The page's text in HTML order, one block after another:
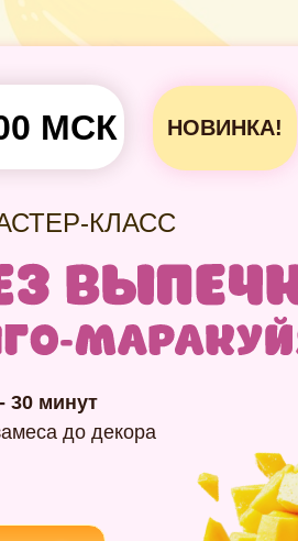
КЛАСС
30 минут
до декора
МСК НОВИНКА!